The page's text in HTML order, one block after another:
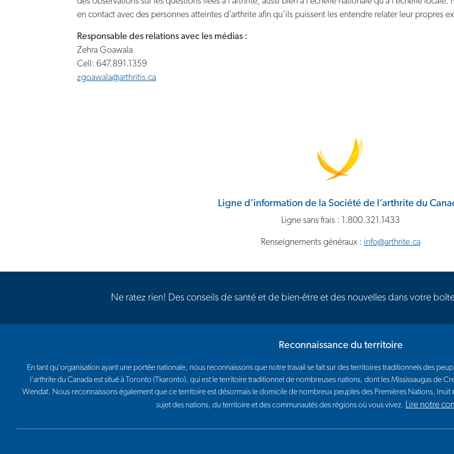
en contact avec des personnes atteintes d’arthrite afin qu’ils puissent les entendre relater leur propres
Responsable des relations avec les médias :
Zehra Goawala
Cell: 647.891.1359
zgoawala@arthritis.ca
Ligne d’information de la Société de l’arthrite du
Ligne sans frais : 1.800.321.1433
Renseignements généraux : info@arthrite.ca
Ne ratez rien! Des conseils de santé et de bien-être et des nouvelles dans votre
Reconnaissance du territoire
En tant qu’organisation ayant une portée nationale, nous reconnaissons que notre travail se fait sur des territoires traditionnels des
l’arthrite du Canada est situé à Toronto (Tkaronto), qui est le territoire traditionnel de nombreuses nations, dont les Mississaugas de
Wendat. Nous reconnaissons également que ce territoire est désormais le domicile de nombreux peuples des Premières Nations,
sujet des nations, du territoire et des communautés des régions où vous vivez. Lire notre